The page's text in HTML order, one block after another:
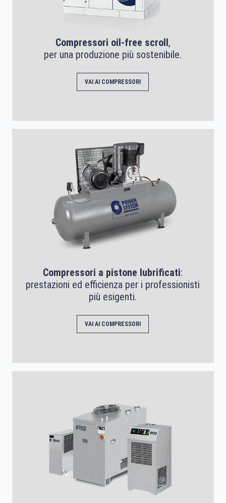
Compressori oil-free scroll,
per una produzione più sostenibile.
VAI AI COMPRESSORI
Compressori a pistone lubrificati:
prestazioni ed efficienza per i professionisti
più esigenti.
VAI AI COMPRESSORI